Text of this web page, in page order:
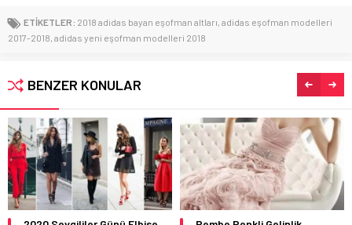
ETİKETLER: 2018 adidas bayan eşofman altları, adidas eşofman modelleri
2017-2018, adidas yeni eşofman modelleri 2018
BENZER KONULAR